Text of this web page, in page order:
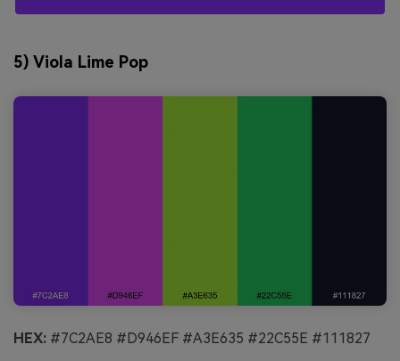
5) Viola Lime Pop
HEX: #7C2AE8 #D946EF #A3E635 #22C55E #111827